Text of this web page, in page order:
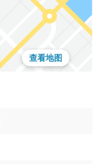
查看地图